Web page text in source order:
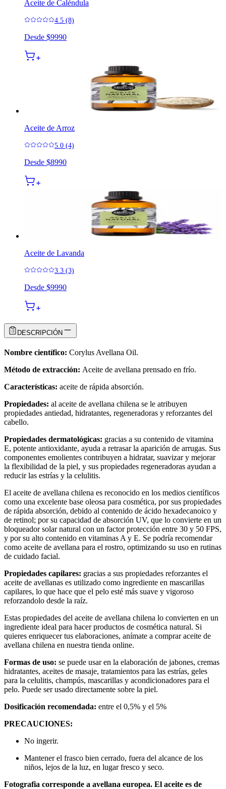
Aceite de Caléndula
4.5 (8)
Desde $9990
Aceite de Arroz
5.0 (4)
Desde $8990
Aceite de Lavanda
3.3 (3)
Desde $9990
DESCRIPCIÓN
Nombre científico: Corylus Avellana Oil.
Método de extracción: Aceite de avellana prensado en frío.
Características: aceite de rápida absorción.
Propiedades: al aceite de avellana chilena se le atribuyen
propiedades antiedad, hidratantes, regeneradoras y reforzantes del
cabello.
Propiedades dermatológicas: gracias a su contenido de vitamina
E, potente antioxidante, ayuda a retrasar la aparición de arrugas. Sus
componentes emolientes contribuyen a hidratar, suavizar y mejorar
la flexibilidad de la piel, y sus propiedades regeneradoras ayudan a
reducir las estrías y la celulitis.
El aceite de avellana chilena es reconocido en los medios científicos
como una excelente base oleosa para cosmética, por sus propiedades
de rápida absorción, debido al contenido de ácido hexadecanoico y
de retinol; por su capacidad de absorción UV, que lo convierte en un
bloqueador solar natural con un factor protección entre 30 y 50 FPS,
y por su alto contenido en vitaminas A y E. Se podría recomendar
como aceite de avellana para el rostro, optimizando su uso en rutinas
de cuidado facial.
Propiedades capilares: gracias a sus propiedades reforzantes el
aceite de avellanas es utilizado como ingrediente en mascarillas
capilares, lo que hace que el pelo esté más suave y vigoroso
reforzandolo desde la raíz.
Estas propiedades del aceite de avellana chilena lo convierten en un
ingrediente ideal para hacer productos de cosmética natural. Si
quieres enriquecer tus elaboraciones, anímate a comprar aceite de
avellana chilena en nuestra tienda online.
Formas de uso: se puede usar en la elaboración de jabones, cremas
hidratantes, aceites de masaje, tratamientos para las estrías, geles
para la celulitis, champús, mascarillas y acondicionadores para el
pelo. Puede ser usado directamente sobre la piel.
Dosificación recomendada: entre el 0,5% y el 5%
PRECAUCIONES:
No ingerir.
Mantener el frasco bien cerrado, fuera del alcance de los
niños, lejos de la luz, en lugar fresco y seco.
Fotografia corresponde a avellana europea. El aceite es de